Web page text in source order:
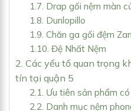
1.7. Drap gối nệm màn
1.8. Dunlopillo
1.9. Chăn ga gối đệm
1.10. Đệ Nhất Nệm
2. Các yếu tố quan trọng
tín tại quận 5
2.1. Ưu tiên sản phẩm
2.2. Danh mục nệm